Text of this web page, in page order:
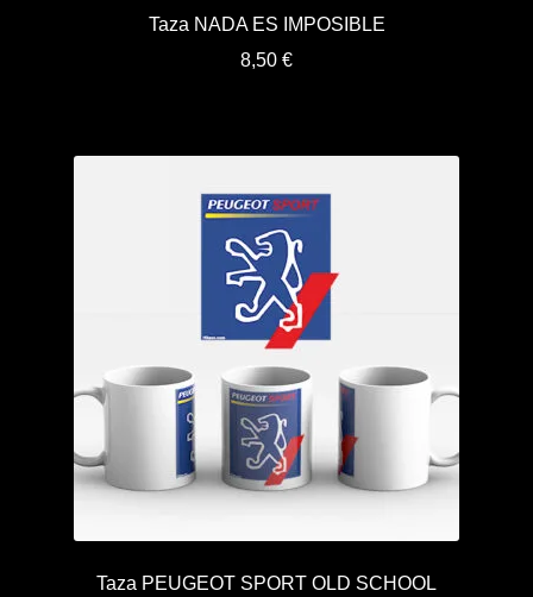
Taza NADA ES IMPOSIBLE
8,50 €
Taza PEUGEOT SPORT OLD SCHOOL